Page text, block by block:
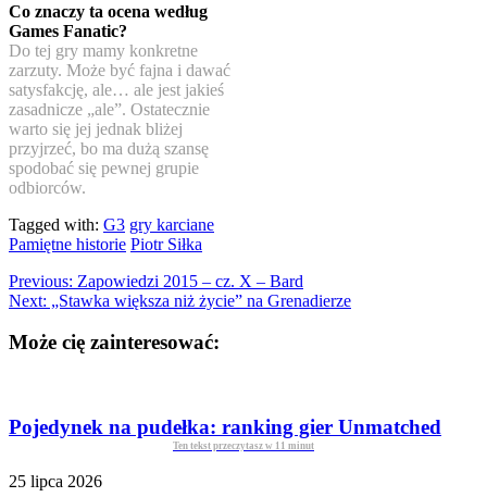
Co znaczy ta ocena według
Games Fanatic?
Do tej gry mamy konkretne
zarzuty. Może być fajna i dawać
satysfakcję, ale… ale jest jakieś
zasadnicze „ale”. Ostatecznie
warto się jej jednak bliżej
przyjrzeć, bo ma dużą szansę
spodobać się pewnej grupie
odbiorców.
Tagged with: G3 gry karciane
Pamiętne historie Piotr Siłka
Previous: Zapowiedzi 2015 – cz. X – Bard
Next: „Stawka większa niż życie” na Grenadierze
Może cię zainteresować:
Pojedynek na pudełka: ranking gier Unmatched
Ten tekst przeczytasz w 11 minut
25 lipca 2026